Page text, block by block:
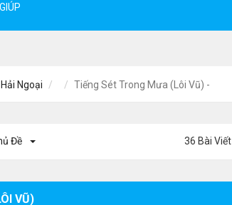
Ngoại Tiếng Sét Trong Mưa (Lôi Vũ) -
Đề 36 Bài Viết
VŨ)